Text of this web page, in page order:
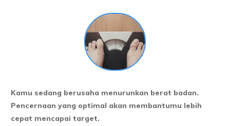
Kamu sedang berusaha menurunkan berat badan.
Pencernaan yang optimal akan membantumu lebih
cepat mencapai target.